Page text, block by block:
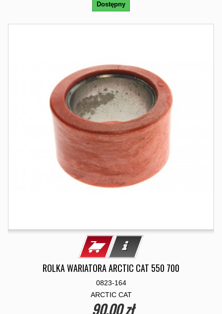
Dostępny
ROLKA WARIATORA ARCTIC CAT 550 700
0823-164
ARCTIC CAT
90,00 zł